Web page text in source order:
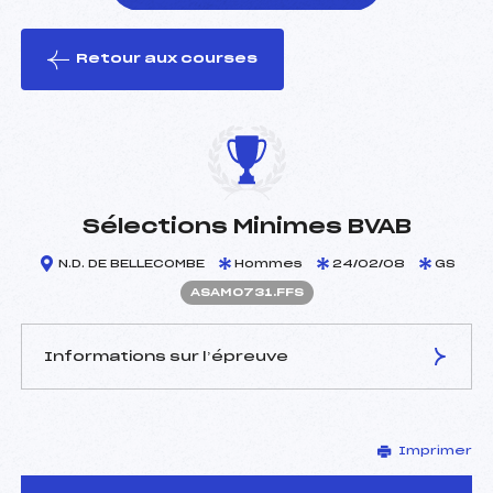
le ski
Retour aux courses
Sélections Minimes BVAB
N.D. DE BELLECOMBE Hommes 24/02/08 GS
ASAM0731.FFS
Informations sur l’épreuve
MOLLIER CAMUS JEAN
LOUIS (SA)
Imprimer